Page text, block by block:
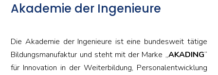
Akademie der Ingenieure
Die Akademie der Ingenieure ist eine bundesweit tätige
Bildungsmanufaktur und steht mit der Marke „AKADING“
für Innovation in der Weiterbildung, Personalentwicklung